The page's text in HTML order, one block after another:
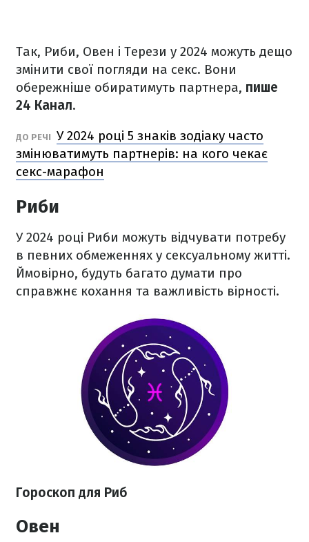
Так, Риби, Овен і Терези у 2024 можуть дещо
змінити свої погляди на секс. Вони
обережніше обиратимуть партнера, пише
24 Канал.
ДО РЕЧІ У 2024 році 5 знаків зодіаку часто
змінюватимуть партнерів: на кого чекає
секс-марафон
Риби
У 2024 році Риби можуть відчувати потребу
в певних обмеженнях у сексуальному житті.
Ймовірно, будуть багато думати про
справжнє кохання та важливість вірності.
Гороскоп для Риб
Овен